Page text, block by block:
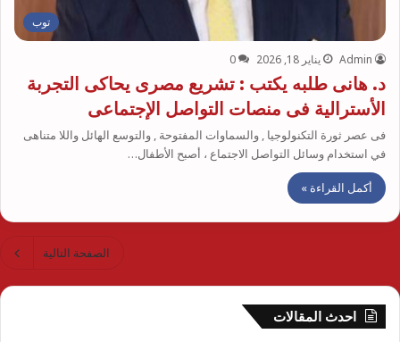
توب
Admin يناير 18, 2026 0
د. هانى طلبه يكتب : تشريع مصرى يحاكى التجربة
الأسترالية فى منصات التواصل الإجتماعى
فى عصر ثورة التكنولوجيا , والسماوات المفتوحة , والتوسع الهائل واللا متناهى
في استخدام وسائل التواصل الاجتماع ، أصبح الأطفال…
أكمل القراءة »
الصفحة التالية
احدث المقالات